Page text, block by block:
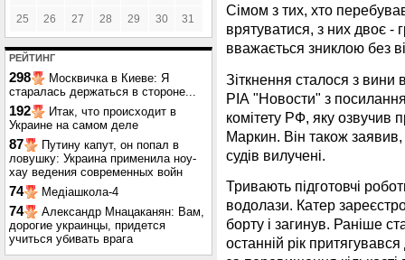
25 26 27 28 29 30 31
РЕЙТИНГ
298
Москвичка в Киеве: Я
старалась держаться в стороне...
192
Итак, что происходит в
Украине на самом деле
87
Путину капут, он попал в
ловушку: Украина применила ноу-
хау ведения современных войн
74 Медіашкола-4
74
Александр Мнацаканян: Вам,
дорогие украинцы, придется
учиться убивать врага
Сімом з тих, хто
врятуватися, з них двоє
вважається зниклою без
Зіткнення сталося з
РІА "Новости" з
комітету РФ, яку озвучив
Маркин. Він також
судів вилучені.
Тривають підготовчі
водолази. Катер
борту і загинув. Раніше
останній рік